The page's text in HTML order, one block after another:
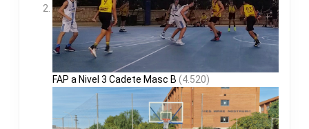
FAP a Nivel 3 Cadete Masc B (4.520)